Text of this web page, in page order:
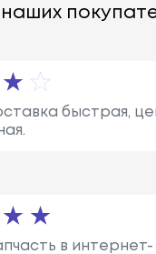
быстрая,
в интернет-